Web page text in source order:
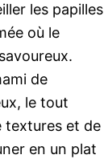
les papilles
où le
de
le tout
textures et de
en un plat